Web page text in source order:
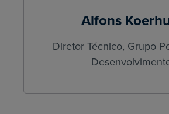
Alfons
Diretor Técnico, Grupo